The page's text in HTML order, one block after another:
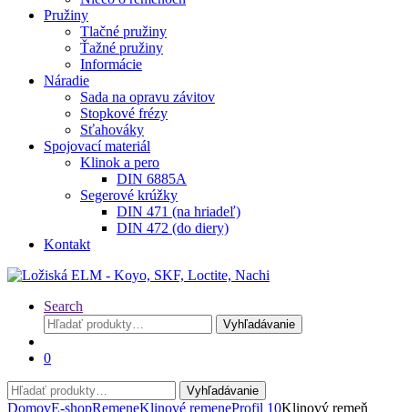
Pružiny
Tlačné pružiny
Ťažné pružiny
Informácie
Náradie
Sada na opravu závitov
Stopkové frézy
Sťahováky
Spojovací materiál
Klinok a pero
DIN 6885A
Segerové krúžky
DIN 471 (na hriadeľ)
DIN 472 (do diery)
Kontakt
Search
Hľadať:
Vyhľadávanie
0
Hľadať:
Vyhľadávanie
DomovE-shopRemeneKlinové remeneProfil 10Klinový remeň